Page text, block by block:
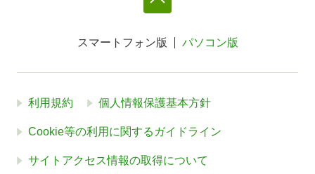
スマートフォン版 パソコン版
利用規約 個人情報保護基本方針
Cookie等の利用に関するガイドライン
サイトアクセス情報の取得について